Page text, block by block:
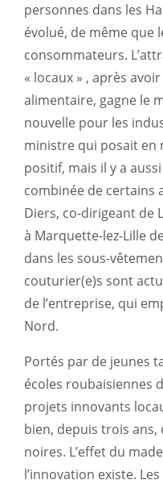
personnes dans les
évolué, de même que
consommateurs.
« locaux » , après
alimentaire, gagne le
nouvelle pour les
ministre qui posait
positif, mais il y a
combinée de certains
Diers, co-dirigeant de
à Marquette-lez-Lille
dans les sous-
couturier(e)s sont
de l’entreprise, qui
Nord.
Portés par de jeunes
écoles roubaisiennes
projets innovants
bien, depuis trois ans,
noires. L’effet du
l’innovation existe.